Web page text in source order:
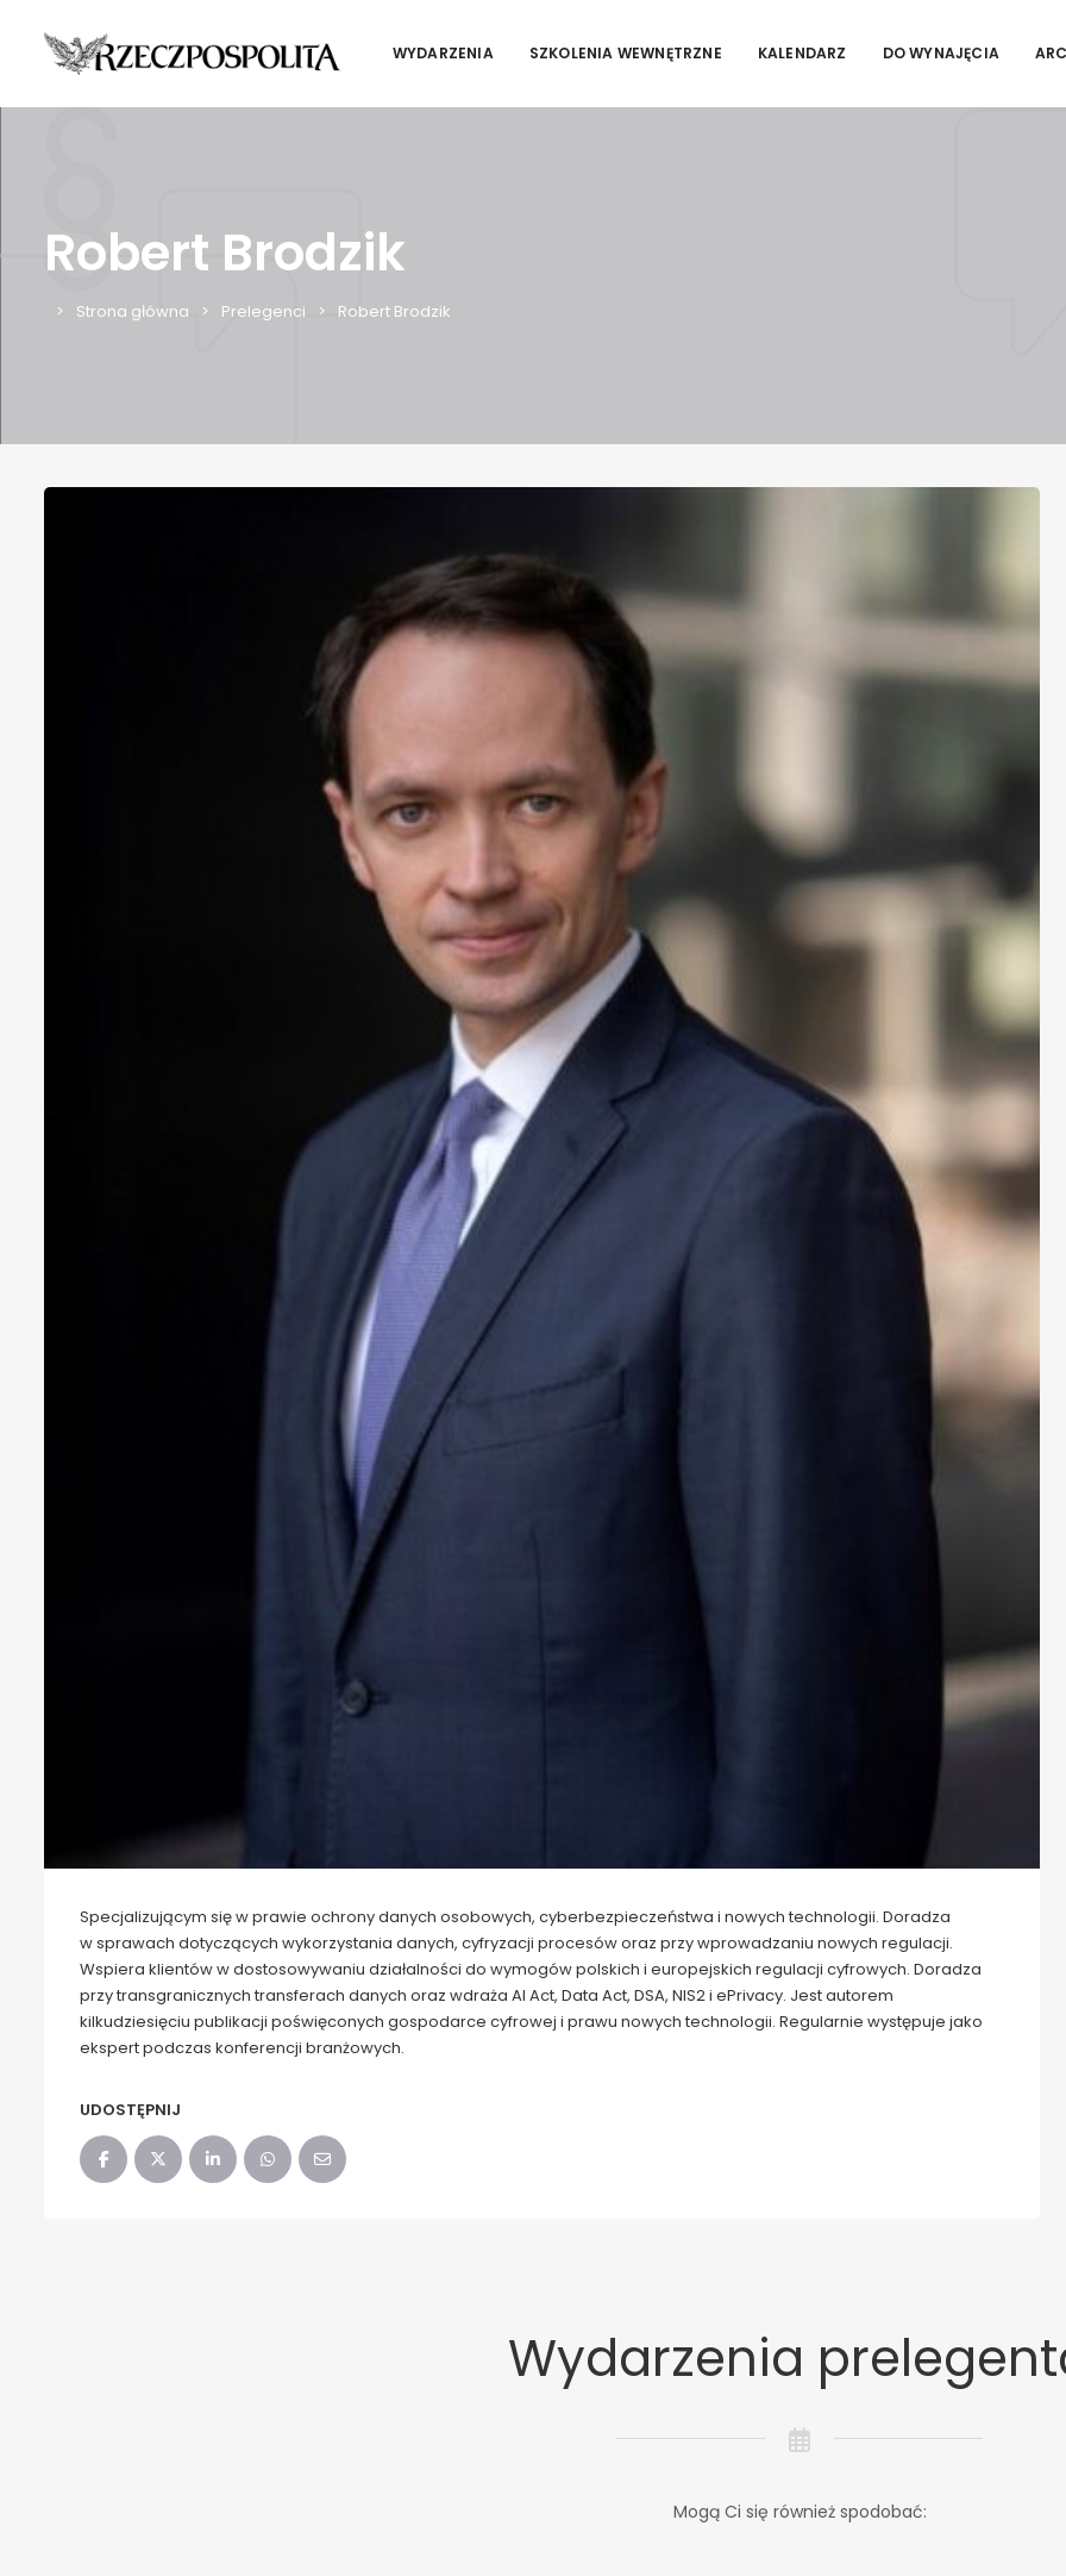
WYDARZENIA SZKOLENIA WEWNĘTRZNE KALENDARZ DO WYNAJĘCIA
Robert Brodzik
Strona główna Prelegenci Robert Brodzik
Specjalizującym się w prawie ochrony danych osobowych, cyberbezpieczeństwa i nowych technologii. Doradza
w sprawach dotyczących wykorzystania danych, cyfryzacji procesów oraz przy wprowadzaniu nowych regulacji.
Wspiera klientów w dostosowywaniu działalności do wymogów polskich i europejskich regulacji cyfrowych. Doradza
przy transgranicznych transferach danych oraz wdraża AI Act, Data Act, DSA, NIS2 i ePrivacy. Jest autorem
kilkudziesięciu publikacji poświęconych gospodarce cyfrowej i prawu nowych technologii. Regularnie występuje jako
ekspert podczas konferencji branżowych.
UDOSTĘPNIJ
Wydarzenia
Mogą Ci się również spodobać: